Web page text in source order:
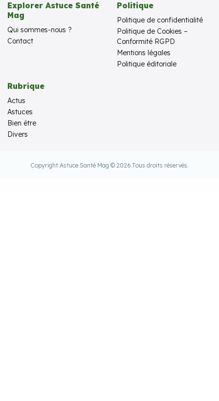
Explorer Astuce Santé
Mag
Qui sommes-nous ?
Contact
Politique
Politique de confidentialité
Politique de Cookies –
Conformité RGPD
Mentions légales
Politique éditoriale
Rubrique
Actus
Astuces
Bien être
Divers
Copyright Astuce Santé Mag © 2026.Tous droits réservés.